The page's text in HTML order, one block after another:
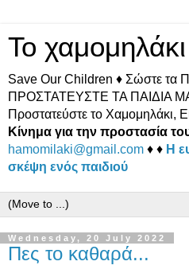
Το χαμομηλάκι
Save Our Children ♦ Σώστε τα
ΠΡΟΣΤΑΤΕΥΣΤΕ ΤΑ ΠΑΙΔΙΑ
Προστατεύστε το Χαμομηλάκι,
Κίνημα για την προστασία
hamomilaki@gmail.com ♦ ♦ Η
σκέψη ενός παιδιού
Wednesday, 20 July 2022
Πες το καθαρά...